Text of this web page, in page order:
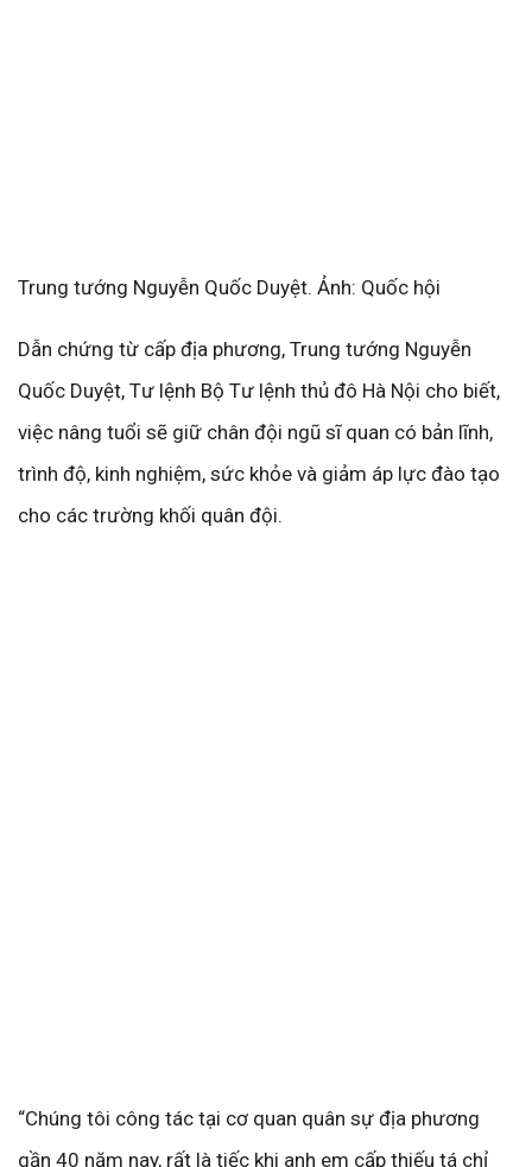
Trung tướng Nguyễn Quốc Duyệt. Ảnh: Quốc hội
Dẫn chứng từ cấp địa phương, Trung tướng Nguyễn
Quốc Duyệt, Tư lệnh Bộ Tư lệnh thủ đô Hà Nội cho biết,
việc nâng tuổi sẽ giữ chân đội ngũ sĩ quan có bản lĩnh,
trình độ, kinh nghiệm, sức khỏe và giảm áp lực đào tạo
cho các trường khối quân đội.
“Chúng tôi công tác tại cơ quan quân sự địa phương
gần 40 năm nay, rất là tiếc khi anh em cấp thiếu tá chỉ